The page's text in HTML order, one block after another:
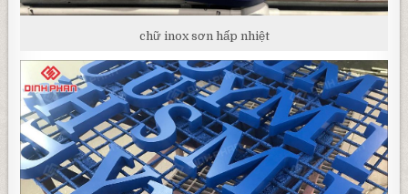
chữ inox sơn hấp nhiệt